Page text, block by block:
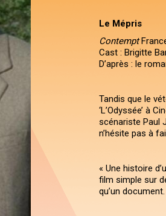
Le Mépris
Contempt
Cast : Brigitte
D’après : le
Tandis que le
‘L’Odyssée’ à
scénariste Paul
n’hésite pas à
« Une histoire
film simple sur
qu’un